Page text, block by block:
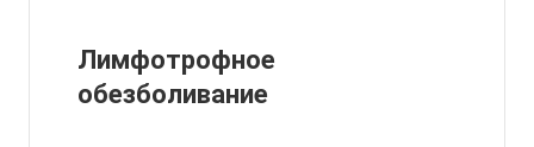
Лимфотрофное
обезболивание